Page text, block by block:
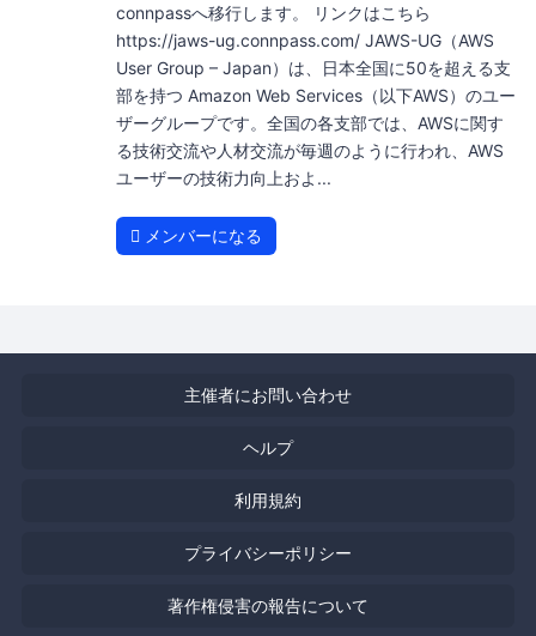
connpassへ移行します。 リンクはこちら
https://jaws-ug.connpass.com/ JAWS-UG（AWS
User Group – Japan）は、日本全国に50を超える支
部を持つ Amazon Web Services（以下AWS）のユー
ザーグループです。全国の各支部では、AWSに関す
る技術交流や人材交流が毎週のように行われ、AWS
ユーザーの技術力向上およ...
メンバーになる
主催者にお問い合わせ
ヘルプ
利用規約
プライバシーポリシー
著作権侵害の報告について